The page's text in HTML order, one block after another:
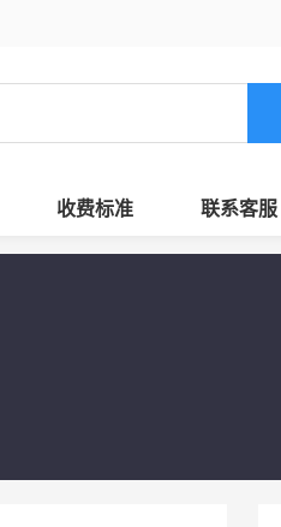
收费标准 联系客服